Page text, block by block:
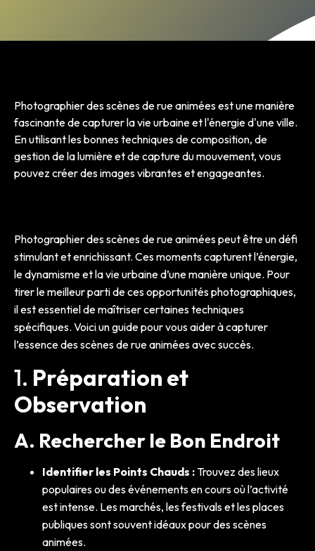
Photographier des scènes de rue animées est une manière
fascinante de capturer la vie urbaine et l'énergie d'une ville.
En utilisant les bonnes techniques de composition, de
gestion de la lumière et de capture du mouvement, vous
pouvez créer des images vibrantes et engageantes.
Photographier des scènes de rue animées peut être un défi
stimulant et enrichissant. Ces moments capturent l’énergie,
le dynamisme et la vie urbaine d’une manière unique. Pour
tirer le meilleur parti de ces opportunités photographiques,
il est essentiel de maîtriser certaines techniques
spécifiques. Voici un guide pour vous aider à capturer
l’essence des scènes de rue animées avec succès.
1. Préparation et
Observation
A. Rechercher le Bon Endroit
Identifier les Points Chauds :Trouvez des lieux
populaires ou des événements en cours où l’activité
est intense. Les marchés, les festivals et les places
publiques sont souvent idéaux pour des scènes
animées.